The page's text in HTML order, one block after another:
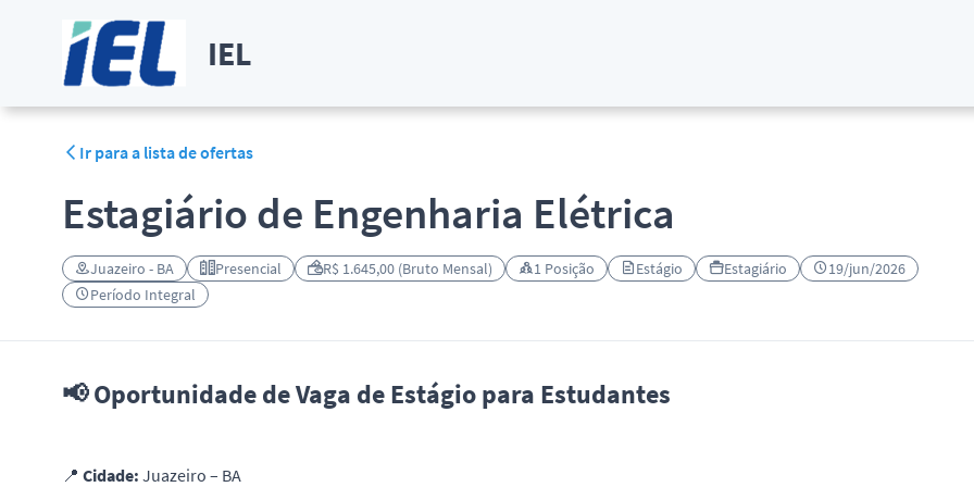
IEL
Ir para a lista de ofertas
Estagiário de Engenharia Elétrica
Juazeiro - BA Presencial R$ 1.645,00 (Bruto Mensal) 1 Posição Estágio Estagiário
19/jun/2026
Período Integral
📢 Oportunidade de Vaga de Estágio para Estudantes
📍 Cidade: Juazeiro – BA